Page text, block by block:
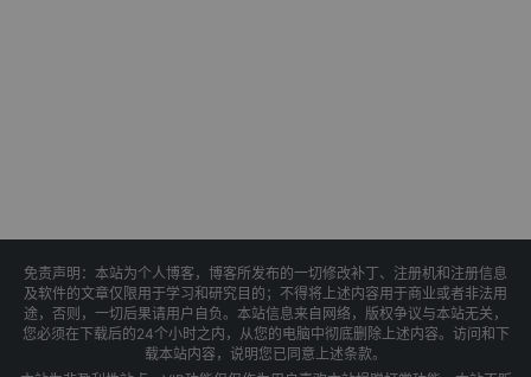
免责声明：本站为个人博客，博客所发布的一切修改补丁、注册机和注册信息
及软件的文章仅限用于学习和研究目的；不得将上述内容用于商业或者非法用
途，否则，一切后果请用户自负。本站信息来自网络，版权争议与本站无关，
您必须在下载后的24个小时之内，从您的电脑中彻底删除上述内容。访问和下
载本站内容，说明您已同意上述条款。